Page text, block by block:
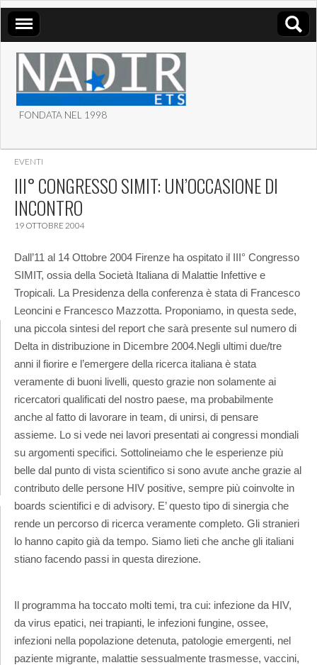
ASSOCIAZIONE NADIR
ETS
FONDATA NEL 1998
EVENTI
III° CONGRESSO SIMIT: UN’OCCASIONE DI
INCONTRO
19 OTTOBRE 2004
Dall’11 al 14 Ottobre 2004 Firenze ha ospitato il III° Congresso
SIMIT, ossia della Società Italiana di Malattie Infettive e
Tropicali. La Presidenza della conferenza è stata di Francesco
Leoncini e Francesco Mazzotta. Proponiamo, in questa sede,
una piccola sintesi del report che sarà presente sul numero di
Delta in distribuzione in Dicembre 2004.Negli ultimi due/tre
anni il fiorire e l’emergere della ricerca italiana è stata
veramente di buoni livelli, questo grazie non solamente ai
ricercatori qualificati del nostro paese, ma probabilmente
anche al fatto di lavorare in team, di unirsi, di pensare
assieme. Lo si vede nei lavori presentati ai congressi mondiali
su argomenti specifici. Sottolineiamo che le esperienze più
belle dal punto di vista scientifico si sono avute anche grazie al
contributo delle persone HIV positive, sempre più coinvolte in
boards scientifici e di advisory. E’ questo tipo di sinergia che
rende un percorso di ricerca veramente completo. Gli stranieri
lo hanno capito già da tempo. Siamo lieti che anche gli italiani
stiano facendo passi in questa direzione.
Il programma ha toccato molti temi, tra cui: infezione da HIV,
da virus epatici, nei trapianti, le infezioni fungine, ossee,
infezioni nella popolazione detenuta, patologie emergenti, nel
paziente migrante, malattie sessualmente trasmesse, vaccini,